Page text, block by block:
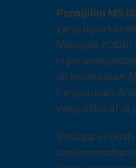
Pensijilan MS
yang
Malaysia
ingin
ini berasaskan
Pengurusan
yang diiktiraf di
Sebagai
kami